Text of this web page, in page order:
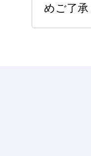
めご了承